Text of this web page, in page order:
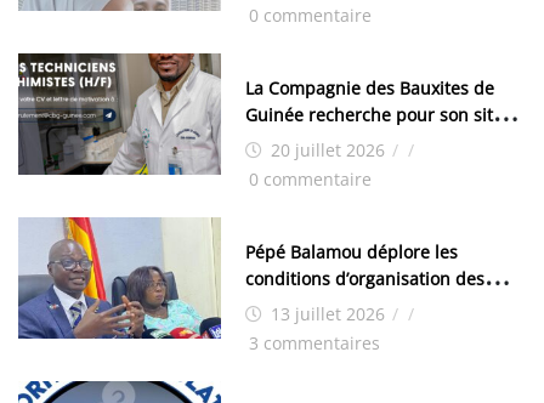
0 commentaire
La Compagnie des Bauxites de
Guinée recherche pour son site
de Kamsar des techniciens
chimistes (H/F)
20 juillet 2026 / /
0 commentaire
Pépé Balamou déplore les
conditions d’organisation des
examens nationaux : « Si ce sont
les élections, on trouve tous les
13 juillet 2026 / /
3 commentaires